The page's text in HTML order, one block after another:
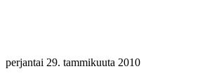
perjantai 29. tammikuuta 2010